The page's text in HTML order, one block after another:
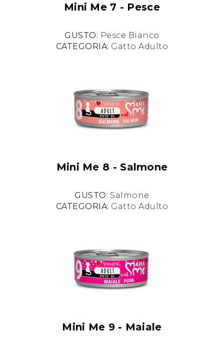
Mini Me 7 - Pesce
GUSTO: Pesce Bianco
CATEGORIA: Gatto Adulto
Mini Me 8 - Salmone
GUSTO: Salmone
CATEGORIA: Gatto Adulto
Mini Me 9 - Maiale